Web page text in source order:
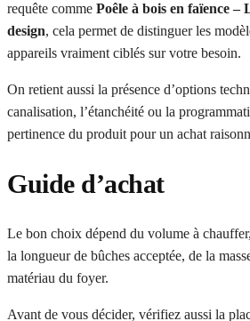
requête comme Poêle à bois en faïence
design, cela permet de distinguer les
appareils vraiment ciblés sur votre besoin.
On retient aussi la présence d’options
canalisation, l’étanchéité ou la
pertinence du produit pour un achat
Guide d’achat
Le bon choix dépend du volume à
la longueur de bûches acceptée, de la
matériau du foyer.
Avant de vous décider, vérifiez aussi la